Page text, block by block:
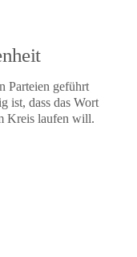
Parteien geführt
ist, dass das Wort
Kreis laufen will.